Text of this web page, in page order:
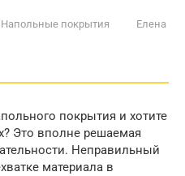
Напольные покрытия
Елена
покрытия и хотите
Это вполне решаемая
Неправильный
материала в